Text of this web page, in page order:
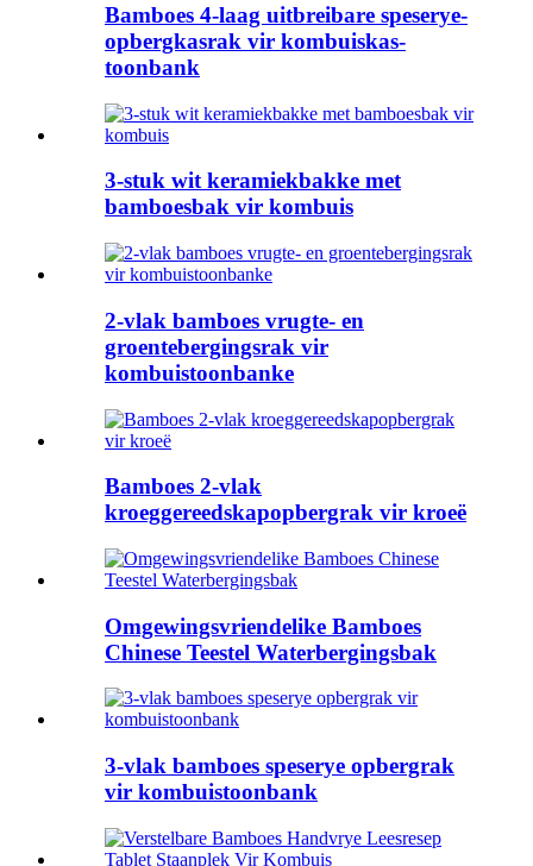
Bamboes 4-laag uitbreibare speserye-
opbergkasrak vir kombuiskas-
toonbank
3-stuk wit keramiekbakke met
bamboesbak vir kombuis
2-vlak bamboes vrugte- en
groentebergingsrak vir
kombuistoonbanke
Bamboes 2-vlak
kroeggereedskapopbergrak vir kroeë
Omgewingsvriendelike Bamboes
Chinese Teestel Waterbergingsbak
3-vlak bamboes speserye opbergrak
vir kombuistoonbank